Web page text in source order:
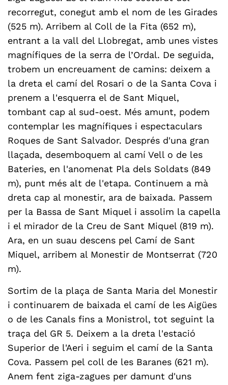
recorregut, conegut amb el nom de les Girades
(525 m). Arribem al Coll de la Fita (652 m),
entrant a la vall del Llobregat, amb unes vistes
magnífiques de la serra de l’Ordal. De seguida,
trobem un encreuament de camins: deixem a
la dreta el camí del Rosari o de la Santa Cova i
prenem a l'esquerra el de Sant Miquel,
tombant cap al sud-oest. Més amunt, podem
contemplar les magnífiques i espectaculars
Roques de Sant Salvador. Després d'una gran
llaçada, desemboquem al camí Vell o de les
Bateries, en l'anomenat Pla dels Soldats (849
m), punt més alt de l'etapa. Continuem a mà
dreta cap al monestir, ara de baixada. Passem
per la Bassa de Sant Miquel i assolim la capella
i el mirador de la Creu de Sant Miquel (819 m).
Ara, en un suau descens pel Camí de Sant
Miquel, arribem al Monestir de Montserrat (720
m).
Sortim de la plaça de Santa Maria del Monestir
i continuarem de baixada el camí de les Aigües
o de les Canals fins a Monistrol, tot seguint la
traça del GR 5. Deixem a la dreta l'estació
Superior de l'Aeri i seguim el camí de la Santa
Cova. Passem pel coll de les Baranes (621 m).
Anem fent ziga-zagues per damunt d'uns